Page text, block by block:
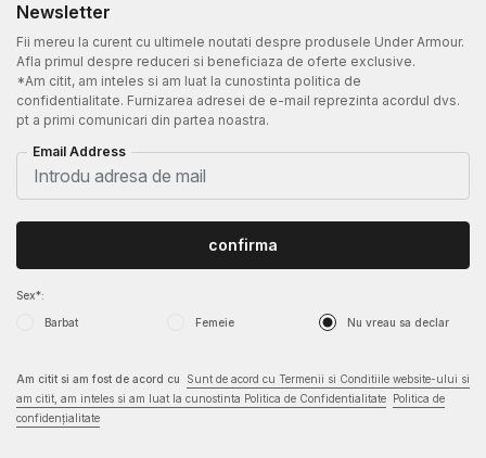
Newsletter
Fii mereu la curent cu ultimele noutati despre produsele Under Armour.
Afla primul despre reduceri si beneficiaza de oferte exclusive.
*Am citit, am inteles si am luat la cunostinta politica de
confidentialitate. Furnizarea adresei de e-mail reprezinta acordul dvs.
pt a primi comunicari din partea noastra.
Email Address
Sex*:
Barbat Femeie Nu vreau sa declar
confirma
Am citit si am fost de acord cu
Sunt de acord cu Termenii si Conditiile website-ului si
am citit, am inteles si am luat la cunostinta Politica de Confidentialitate
Politica de
confidențialitate